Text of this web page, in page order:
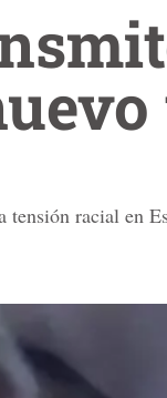
racial en